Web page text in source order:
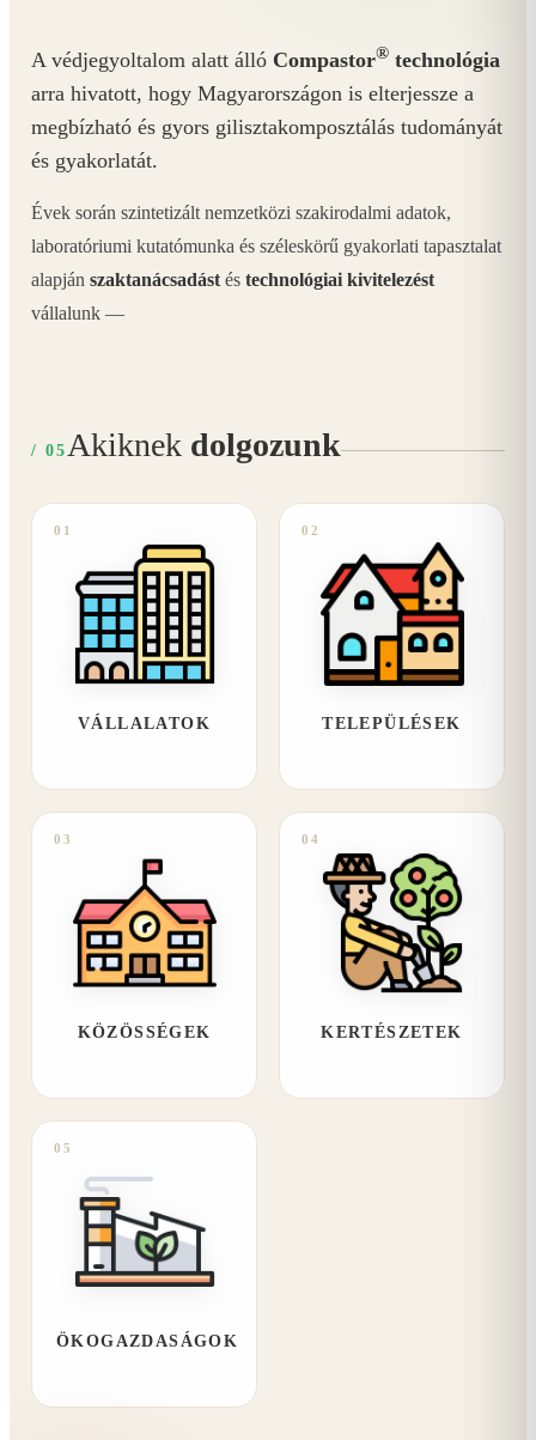
A védjegyoltalom alatt álló Compastor® technológia
arra hivatott, hogy Magyarországon is elterjessze a
megbízható és gyors gilisztakomposztálás tudományát
és gyakorlatát.
Évek során szintetizált nemzetközi szakirodalmi adatok,
laboratóriumi kutatómunka és széleskörű gyakorlati tapasztalat
alapján szaktanácsadást és technológiai kivitelezést
vállalunk —
/ 05 Akiknek dolgozunk
01
VÁLLALATOK
02
TELEPÜLÉSEK
03
KÖZÖSSÉGEK
04
KERTÉSZETEK
05
ÖKOGAZDASÁGOK